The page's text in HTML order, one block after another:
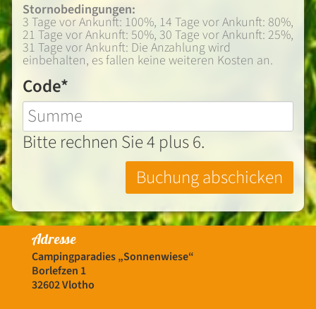
Stornobedingungen:
3 Tage vor Ankunft: 100%, 14 Tage vor Ankunft: 80%,
21 Tage vor Ankunft: 50%, 30 Tage vor Ankunft: 25%,
31 Tage vor Ankunft: Die Anzahlung wird
einbehalten, es fallen keine weiteren Kosten an.
Pflichtfeld
Code*
Bitte rechnen Sie 4 plus 6.
Buchung abschicken
Adresse
Campingparadies „Sonnenwiese“
Borlefzen 1
32602 Vlotho